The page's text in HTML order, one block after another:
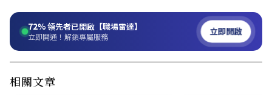
72%領先者已開啟【職場雷達】
立即開通！解鎖專屬服務 立即開啟
相關文章